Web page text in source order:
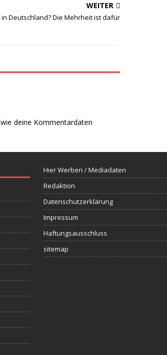
WEITER
Deutschland? Die Mehrheit ist dafür
deine Kommentardaten
Hier Werben / Mediadaten
Redaktion
Datenschutzerklärung
Impressum
Haftungsausschluss
sitemap